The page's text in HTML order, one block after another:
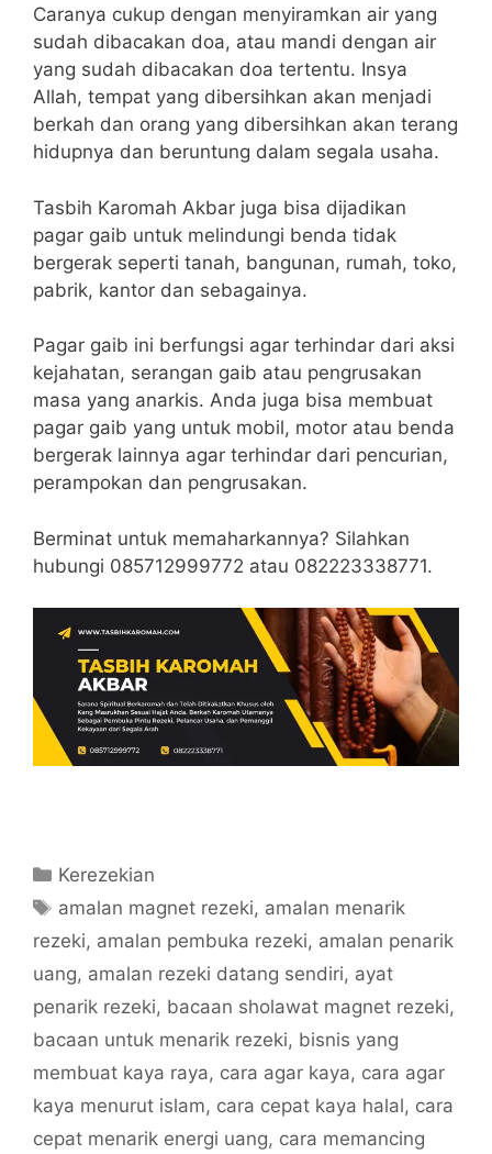
Caranya cukup dengan menyiramkan air yang
sudah dibacakan doa, atau mandi dengan air
yang sudah dibacakan doa tertentu. Insya
Allah, tempat yang dibersihkan akan menjadi
berkah dan orang yang dibersihkan akan terang
hidupnya dan beruntung dalam segala usaha.
Tasbih Karomah Akbar juga bisa dijadikan
pagar gaib untuk melindungi benda tidak
bergerak seperti tanah, bangunan, rumah, toko,
pabrik, kantor dan sebagainya.
Pagar gaib ini berfungsi agar terhindar dari aksi
kejahatan, serangan gaib atau pengrusakan
masa yang anarkis. Anda juga bisa membuat
pagar gaib yang untuk mobil, motor atau benda
bergerak lainnya agar terhindar dari pencurian,
perampokan dan pengrusakan.
Berminat untuk memaharkannya? Silahkan
hubungi 085712999772 atau 082223338771.
Categories
Kerezekian
Tags
amalan magnet rezeki, amalan menarik
rezeki, amalan pembuka rezeki, amalan penarik
uang, amalan rezeki datang sendiri, ayat
penarik rezeki, bacaan sholawat magnet rezeki,
bacaan untuk menarik rezeki, bisnis yang
membuat kaya raya, cara agar kaya, cara agar
kaya menurut islam, cara cepat kaya halal, cara
cepat menarik energi uang, cara memancing